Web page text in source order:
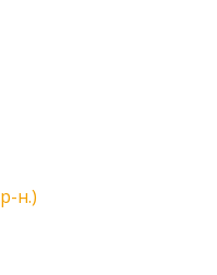
н.)